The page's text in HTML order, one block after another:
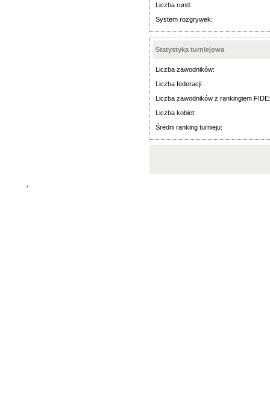
Liczba rund:
System rozgrywek:
Statystyka turniejowa
Liczba zawodników:
Liczba federacji:
Liczba zawodników z rankingiem FIDE:
Liczba kobiet:
Średni ranking turnieju:
'